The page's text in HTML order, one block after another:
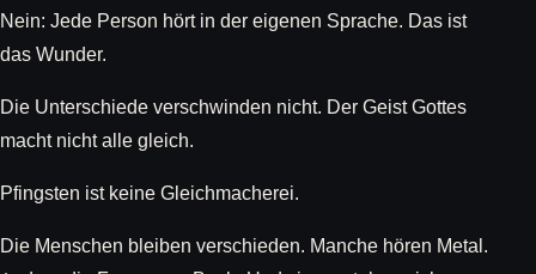
Nein: Jede Person hört in der eigenen Sprache. Das ist
das Wunder.
Die Unterschiede verschwinden nicht. Der Geist Gottes
macht nicht alle gleich.
Pfingsten ist keine Gleichmacherei.
Die Menschen bleiben verschieden. Manche hören Metal.